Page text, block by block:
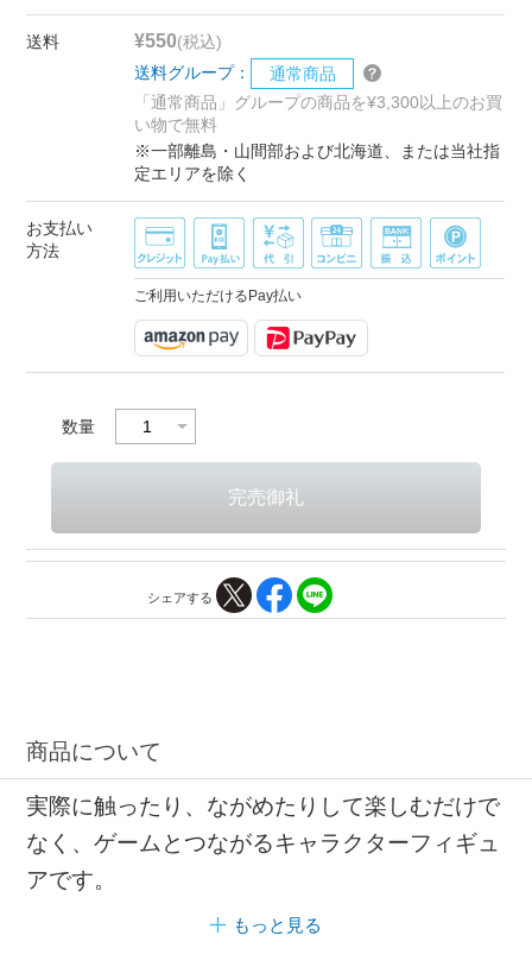
送料 ¥550(税込)
送料グループ：
通常商品
「通常商品」グループの商品を¥3,300以上のお買
い物で無料
※一部離島・山間部および北海道、または当社指
定エリアを除く
お支払い
方法
ご利用いただけるPay払い
数量
シェアする
商品について
実際に触ったり、ながめたりして楽しむだけで
なく、ゲームとつながるキャラクターフィギュ
アです。
もっと見る